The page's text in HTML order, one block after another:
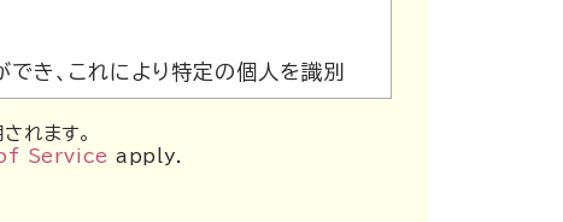
き、これにより特定の個人を識別
れます。
Service apply.